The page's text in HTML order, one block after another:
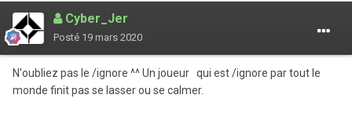
Cyber_Jer
Posté 19 mars 2020
N'oubliez pas le /ignore ^^ Un joueur qui est /ignore par tout le
monde finit pas se lasser ou se calmer.